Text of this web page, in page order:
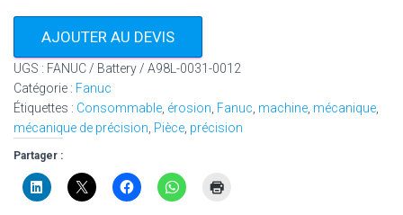
AJOUTER AU DEVIS
UGS : FANUC / Battery / A98L-0031-0012
Catégorie : Fanuc
Étiquettes : Consommable érosion Fanuc machine mécanique
mécanique de précision Pièce précision
Partager :